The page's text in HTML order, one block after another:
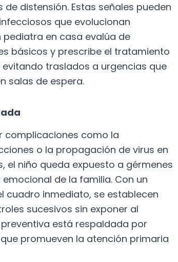
distensión. Estas señales pueden
que evolucionan
pediatra en casa evalúa de
básicos y prescribe el tratamiento
traslados a urgencias que
salas de espera.
complicaciones como la
o la propagación de virus en
el niño queda expuesto a gérmenes
de la familia. Con un
cuadro inmediato, se establecen
sucesivos sin exponer al
está respaldada por
promueven la atención primaria